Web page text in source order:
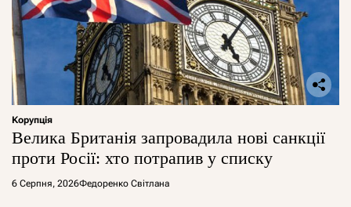
Корупція
Велика Британія запровадила нові санкції
проти Росії: хто потрапив у списку
6 Серпня, 2026Федоренко Світлана